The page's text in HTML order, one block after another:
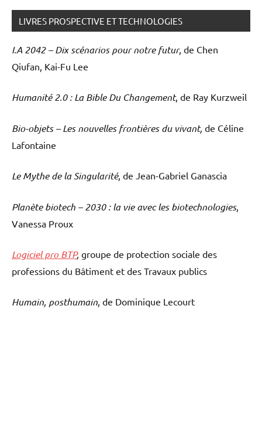
LIVRES PROSPECTIVE ET TECHNOLOGIES
I.A 2042 – Dix scénarios pour notre futur, de Chen
Qiufan, Kai-Fu Lee
Humanité 2.0 : La Bible Du Changement, de Ray Kurzweil
Bio-objets – Les nouvelles frontières du vivant, de Céline
Lafontaine
Le Mythe de la Singularité, de Jean-Gabriel Ganascia
Planète biotech – 2030 : la vie avec les biotechnologies,
Vanessa Proux
Logiciel pro BTP, groupe de protection sociale des
professions du Bâtiment et des Travaux publics
Humain, posthumain , de Dominique Lecourt